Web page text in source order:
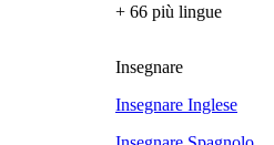
+ 66 più lingue
Insegnare
Insegnare Inglese